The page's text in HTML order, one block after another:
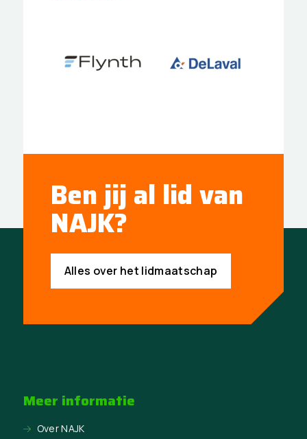
Ben jij al lid van
NAJK?
Alles over het lidmaatschap
Meer informatie
Over NAJK